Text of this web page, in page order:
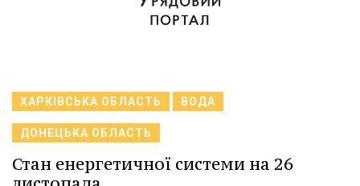
ХАРКІВСЬКА ОБЛАСТЬ ВОДА
ДОНЕЦЬКА ОБЛАСТЬ
Стан енергетичної системи на 26